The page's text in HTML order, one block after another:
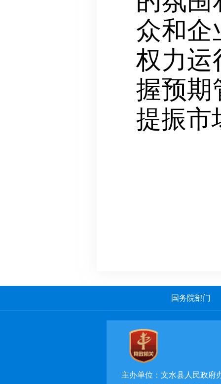
众和企
权力运
握预期
提振市
国务院部门
主办单位：文水县人民政府